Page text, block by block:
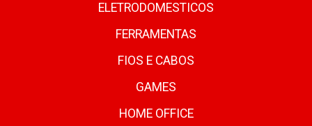
ELETRODOMESTICOS
FERRAMENTAS
FIOS E CABOS
GAMES
HOME OFFICE